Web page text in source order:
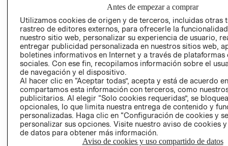
AVISO DE
LIBRO DE
Ecuador ($)
CAMBIAR REGIÓN
Antes de empezar a comprar
Utilizamos cookies de origen y de terceros, incluidas otras
rastreo de editores externos, para ofrecerle la
nuestro sitio web, personalizar su experiencia de usuario,
entregar publicidad personalizada en nuestros sitios web,
boletines informativos en Internet y a través de plataformas
sociales. Con ese fin, recopilamos información sobre el
de navegación y el dispositivo.
Al hacer clic en “Aceptar todas”, acepta y está de acuerdo
compartamos esta información con terceros, como
publicitarios. Al elegir “Solo cookies requeridas”, se
opcionales, lo que limita nuestra entrega de contenido y
personalizadas. Haga clic en “Configuración de cookies y
personalizar sus opciones. Visite nuestro aviso de cookies
de datos para obtener más información.
Aviso de cookies y uso compartido de datos